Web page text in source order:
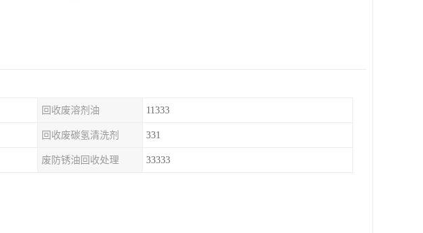
回收废溶剂油 11333
回收废碳氢清洗剂 331
废防锈油回收处理 33333